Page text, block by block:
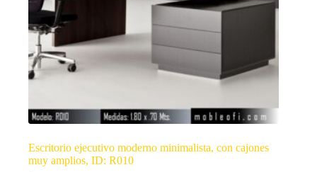
Escritorio ejecutivo moderno minimalista, con cajones
muy amplios, ID: R010